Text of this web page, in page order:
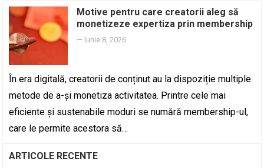
Motive pentru care creatorii aleg să
monetizeze expertiza prin membership
— Iunie 8, 2026
În era digitală, creatorii de conținut au la dispoziție multiple
metode de a-și monetiza activitatea. Printre cele mai
eficiente și sustenabile moduri se numără membership-ul,
care le permite acestora să…
ARTICOLE RECENTE